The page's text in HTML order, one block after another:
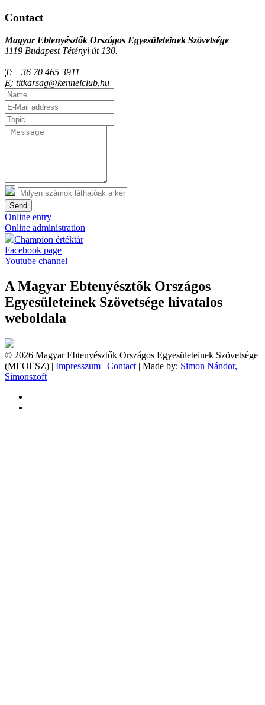
Contact
Magyar Ebtenyésztők Országos Egyesületeinek Szövetsége
1119 Budapest Tétényi út 130.
T: +36 70 465 3911
E: titkarsag@kennelclub.hu
Send
Online entry
Online administration
Champion értéktár
Facebook page
Youtube channel
A Magyar Ebtenyésztők Országos
Egyesületeinek Szövetsége hivatalos
weboldala
© 2026 Magyar Ebtenyésztők Országos Egyesületeinek Szövetsége
(MEOESZ) | Impresszum | Contact | Made by: Simon Nándor,
Simonszoft